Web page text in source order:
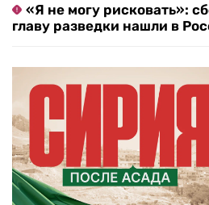
«Я не могу рисковать»:
главу разведки нашли в